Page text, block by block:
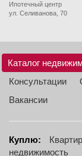
Ипотечный центр
ул. Селиванова, 70
Каталог
Консультации
Вакансии
Куплю:
недвижимость